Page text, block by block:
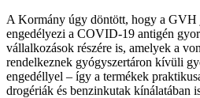
A Kormány úgy döntött, hogy a GVH
engedélyezi a COVID-19 antigén
vállalkozások részére is, amelyek a
rendelkeznek gyógyszertáron kívüli
engedéllyel – így a termékek
drogériák és benzinkutak kínálatában